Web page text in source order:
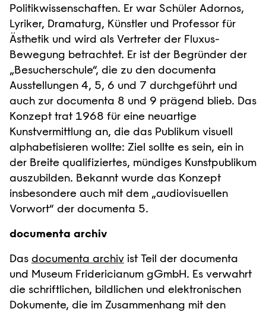
Politikwissenschaften. Er war Schüler Adornos,
Lyriker, Dramaturg, Künstler und Professor für
Ästhetik und wird als Vertreter der Fluxus-
Bewegung betrachtet. Er ist der Begründer der
„Besucherschule“, die zu den documenta
Ausstellungen 4, 5, 6 und 7 durchgeführt und
auch zur documenta 8 und 9 prägend blieb. Das
Konzept trat 1968 für eine neuartige
Kunstvermittlung an, die das Publikum visuell
alphabetisieren wollte: Ziel sollte es sein, ein in
der Breite qualifiziertes, mündiges Kunstpublikum
auszubilden. Bekannt wurde das Konzept
insbesondere auch mit dem „audiovisuellen
Vorwort“ der documenta 5.
documenta archiv
Das documenta archiv ist Teil der documenta
und Museum Fridericianum gGmbH. Es verwahrt
die schriftlichen, bildlichen und elektronischen
Dokumente, die im Zusammenhang mit den